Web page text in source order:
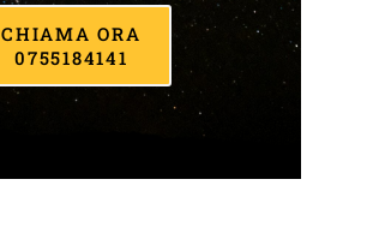
CHIAMA ORA
0755184141